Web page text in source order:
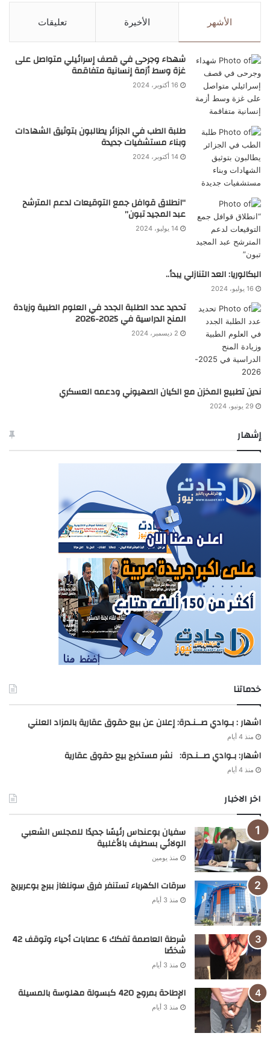
الأشهر الأخيرة تعليقات
شهداء وجرحى في قصف إسرائيلي متواصل على
غزة وسط أزمة إنسانية متفاقمة
16 أكتوبر، 2024
طلبة الطب في الجزائر يطالبون بتوثيق الشهادات
وبناء مستشفيات جديدة
14 أكتوبر، 2024
“انطلاق قوافل جمع التوقيعات لدعم المترشح
عبد المجيد تبون”
14 يوليو، 2024
البكالوريا: العد التنازلي يبدأ..
16 يوليو، 2024
تحديد عدد الطلبة الجدد في العلوم الطبية وزيادة
المنح الدراسية في 2025-2026
2 ديسمبر، 2024
ندين تطبيع المخزن مع الكيان الصهيوني ودعمه العسكري
29 يونيو، 2024
إشهار
خدماتنا
اشهار : بـوادي صــنـدرة: إعلان عن بيع حقوق عقارية بالمزاد العلني
منذ 4 أيام
اشهار: بـوادي صــنـدرة: نشر مستخرج بيع حقوق عقارية
منذ 4 أيام
اخر الاخبار
سفيان بوعنداس رئيسًا جديدًا للمجلس الشعبي
الولائي بسطيف بالأغلبية
منذ يومين
سرقات الكهرباء تستنفر فرق سونلغاز ببرج بوعريريج
منذ 3 أيام
شرطة العاصمة تفكك 6 عصابات أحياء وتوقف 42
شخصًا
منذ 3 أيام
الإطاحة بمروج 420 كبسولة مهلوسة بالمسيلة
منذ 3 أيام